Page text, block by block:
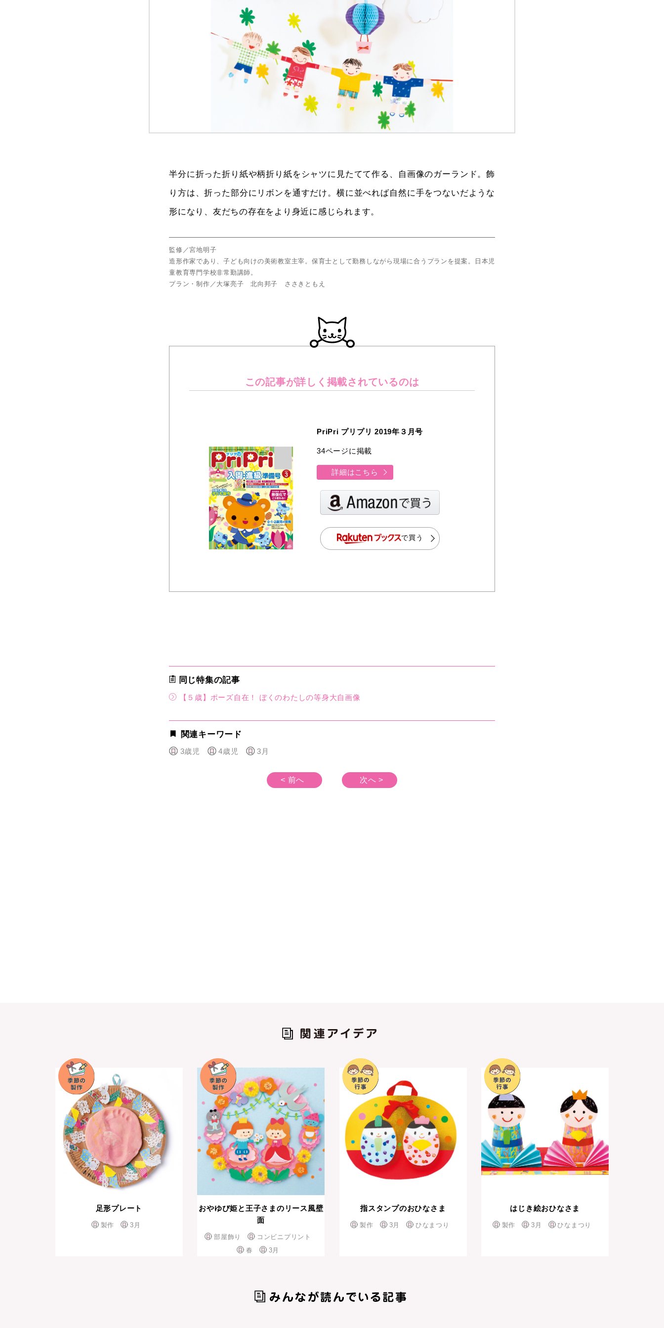
半分に折った折り紙や柄折り紙をシャツに見たてて作る、自画像のガーランド。飾
り方は、折った部分にリボンを通すだけ。横に並べれば自然に手をつないだような
形になり、友だちの存在をより身近に感じられます。
監修／宮地明子
造形作家であり、子ども向けの美術教室主宰。保育士として勤務しながら現場に合うプランを提案。日本児
童教育専門学校非常勤講師。
プラン・制作／大塚亮子 北向邦子 ささきともえ
この記事が詳しく 掲載されているのは
PriPri プリプリ 2019年３月号
34ページに掲載
詳細はこちら
で買う
同じ特集の記事
【５歳】ポーズ自在！ ぼくのわたしの等身大自画像
関連キーワード
3歳児 4歳児 3月
< 前へ 次へ >
足形プレート
製作 3月
おやゆび姫と王子さまのリース風壁
面
部屋飾り
コンビニプリント
春
3月
指スタンプのおひなさま
製作 3月 ひなまつり
はじき絵おひなさま
製作 3月 ひなまつり